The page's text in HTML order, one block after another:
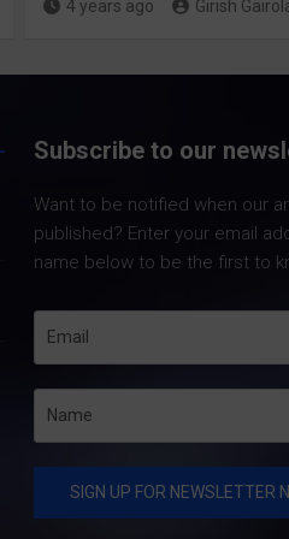
4 years ago Girish
Subscribe to our
Want to be notified when our
published? Enter your email
name below to be the first to
Share
सचिव आनन्द बर्द्धन ने
को सचिवालय में प्रदेश
प्रोजेक्ट्स की समीक्षा
प्रोजेक्ट्स का निर्माण